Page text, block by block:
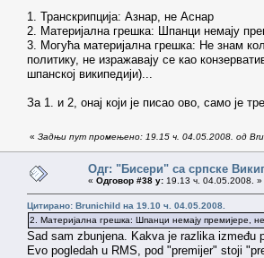
1. Транскрипција: Азнар, не Аснар
2. Материјална грешка: Шпанци немају
3. Могућа материјална грешка: Не знам
политику, не изражавају се као
шпанској википедији)...
За 1. и 2, онај који је писао ово, само је
« Задњи пут промењено: 19.15 ч. 04.05.2008. од
Одг: "Бисери" са српске
« Одговор #38 у: 19.13 ч. 04.05.2008. »
Цитирано: Brunichild на 19.10 ч. 04.05.2008.
2. Материјална грешка: Шпанци немају премијере,
Sad sam zbunjena. Kakva je razlika između
Evo pogledah u RMS, pod "premijer" stoji